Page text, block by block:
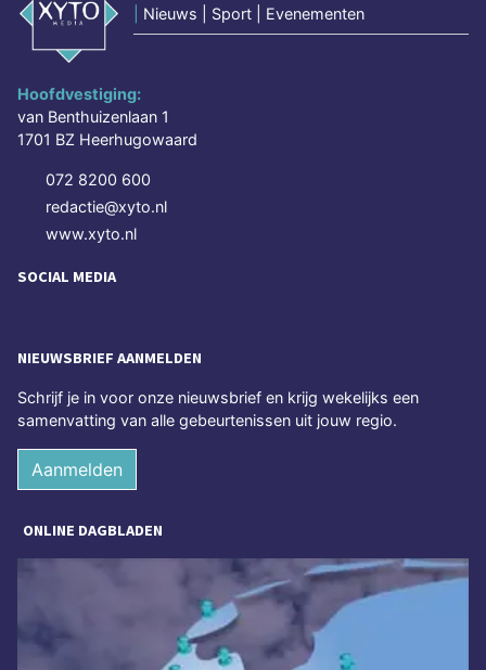
Nieuws | Sport | Evenementen
Hoofdvestiging:
van Benthuizenlaan 1
1701 BZ Heerhugowaard
072 8200 600
redactie@xyto.nl
www.xyto.nl
SOCIAL MEDIA
NIEUWSBRIEF AANMELDEN
Schrijf je in voor onze nieuwsbrief en krijg wekelijks een
samenvatting van alle gebeurtenissen uit jouw regio.
Aanmelden
ONLINE DAGBLADEN